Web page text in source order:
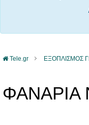
Tele.gr ΕΞΟΠΛΙΣΜΟΣ
ΦΑΝΑΡΙΑ